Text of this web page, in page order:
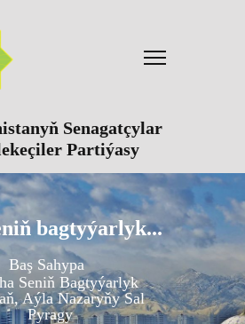
Senagatçylar
Partiýasy
bagtyýarlyk...
Baş Sahypa
Seniň Bagtyýarlyk
Aýla Nazaryňy Sal
Pyragy